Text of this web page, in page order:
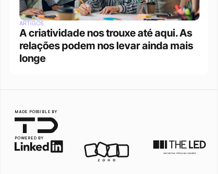
ARTIGOS
A criatividade nos trouxe até aqui. As
relações podem nos levar ainda mais
longe
MADE POSSIBLE BY
POWERED BY